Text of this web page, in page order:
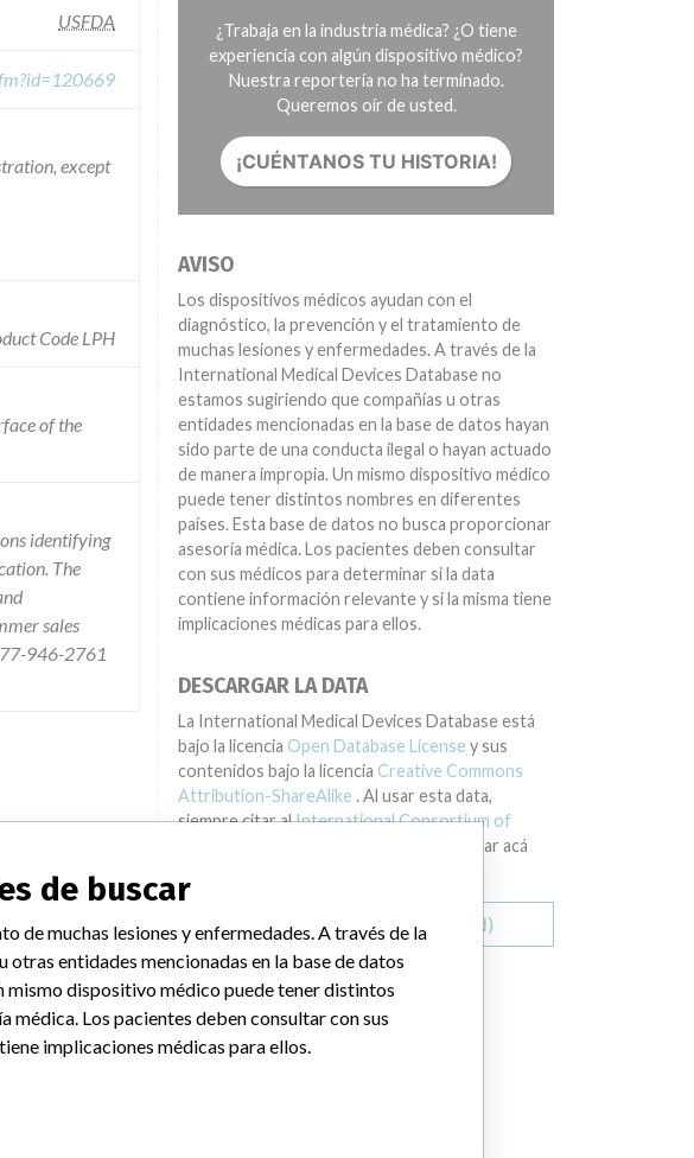
USFDA
except
Code LPH
of the
identifying
The
sales
946-2761
011/022-06/56
Devices
¿Trabaja en la industria médica? ¿O tiene
experiencia con algún dispositivo médico?
Nuestra reportería no ha terminado.
Queremos oír de usted.
¡CUÉNTANOS TU HISTORIA!
AVISO
Los dispositivos médicos ayudan con el
diagnóstico, la prevención y el tratamiento de
muchas lesiones y enfermedades. A través de la
International Medical Devices Database no
estamos sugiriendo que compañías u otras
entidades mencionadas en la base de datos hayan
sido parte de una conducta ilegal o hayan actuado
de manera impropia. Un mismo dispositivo médico
puede tener distintos nombres en diferentes
países. Esta base de datos no busca proporcionar
asesoría médica. Los pacientes deben consultar
con sus médicos para determinar si la data
contiene información relevante y si la misma tiene
implicaciones médicas para ellos.
DESCARGAR LA DATA
La International Medical Devices Database está
bajo la licencia Open Database License y sus
contenidos bajo la licencia Creative Commons
Attribution-ShareAlike . Al usar esta data,
siempre citar alInternational Consortium of
. Puede descargar acá
Descargar todo (zipped)
de buscar
de muchas lesiones y enfermedades. A través de la
entidades mencionadas en la base de datos
mismo dispositivo médico puede tener distintos
médica. Los pacientes deben consultar con sus
implicaciones médicas para ellos.